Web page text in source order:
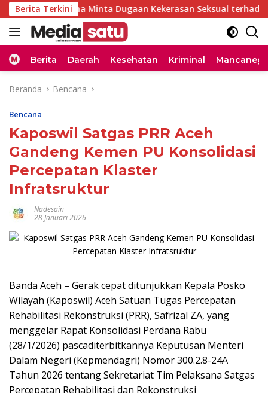
Langsung
ke
konten
Berita Terkini
Uma Minta Dugaan Kekerasan Seksual terhadap Anak di
Home
Berita Daerah Kesehatan Kriminal
Beranda Bencana
Bencana
Kaposwil Satgas PRR Aceh
Gandeng Kemen PU Konsolidasi
Percepatan Klaster
Infratsruktur
Nadesain
28 Januari 2026
Banda Aceh – Gerak cepat ditunjukkan Kepala Posko
Wilayah (Kaposwil) Aceh Satuan Tugas Percepatan
Rehabilitasi Rekonstruksi (PRR), Safrizal ZA, yang
menggelar Rapat Konsolidasi Perdana Rabu
(28/1/2026) pascaditerbitkannya Keputusan Menteri
Dalam Negeri (Kepmendagri) Nomor 300.2.8-24A
Tahun 2026 tentang Sekretariat Tim Pelaksana Satgas
Percepatan Rehabilitasi dan Rekonstruksi